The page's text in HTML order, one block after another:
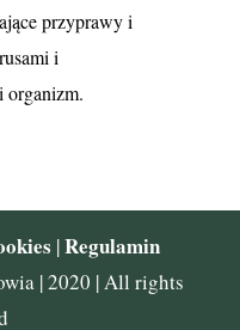
przyprawy i
i
organizm.
|Regulamin
| 2020 | All rights